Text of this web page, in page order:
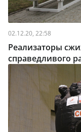
02.12.20, 22:58
Реализаторы
справедливого